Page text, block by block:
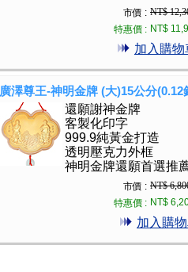
市價 : NT$
特惠價 : NT$
加入購物
廣澤尊王-神明金牌 (大)15公分(0.12
還願謝神金牌
客製化印字
999.9純黃金打造
透明壓克力外框
神明金牌還願首選推
市價 : NT$
特惠價 : NT$
加入購